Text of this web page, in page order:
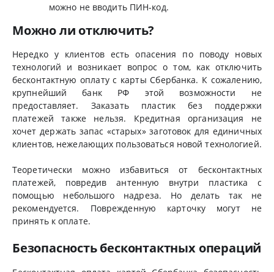
можно не вводить ПИН-код.
Можно ли отключить?
Нередко у клиентов есть опасения по поводу новых
технологий и возникает вопрос о том, как отключить
бесконтактную оплату с карты Сбербанка. К сожалению,
крупнейший банк РФ этой возможности не
предоставляет. Заказать пластик без поддержки
платежей также нельзя. Кредитная организация не
хочет держать запас «старых» заготовок для единичных
клиентов, нежелающих пользоваться новой технологией.
Теоретически можно избавиться от бесконтактных
платежей, повредив антенную внутри пластика с
помощью небольшого надреза. Но делать так не
рекомендуется. Поврежденную карточку могут не
принять к оплате.
Безопасность бесконтактных операций